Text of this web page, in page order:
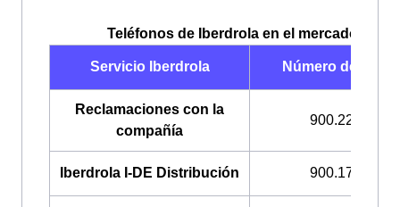
Teléfonos de Iberdrola en el mercado libre
Servicio Iberdrola Número de
Reclamaciones con la
compañía
900.225.235
Iberdrola I-DE Distribución 900.171.171